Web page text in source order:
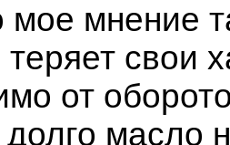
мое мнение
свои
от
долго масло